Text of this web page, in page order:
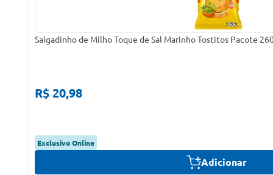
Salgadinho de Milho Toque de Sal Marinho Tostitos Pacote
R$ 20,98
Exclusivo Online
Adicionar